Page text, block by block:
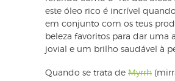
este óleo rico é incrível
em conjunto com os teus
beleza favoritos para dar uma
jovial e um brilho saudável à
Quando se trata de Myrrh